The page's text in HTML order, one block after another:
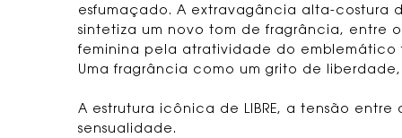
esfumaçado. A extravagância alta-costura
sintetiza um novo tom de fragrância, entre
feminina pela atratividade do emblemático
Uma fragrância como um grito de
A estrutura icônica de LIBRE, a tensão
sensualidade.